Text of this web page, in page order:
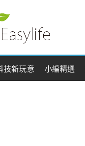
技新玩意 小編精選